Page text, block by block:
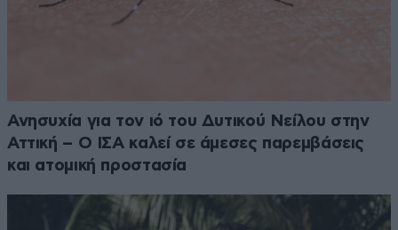
Ανησυχία για τον ιό του Δυτικού Νείλου στην
Αττική – Ο ΙΣΑ καλεί σε άμεσες παρεμβάσεις
και ατομική προστασία